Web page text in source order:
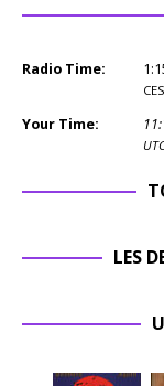
Radio Time: 1:
Your Time: 11:
LES